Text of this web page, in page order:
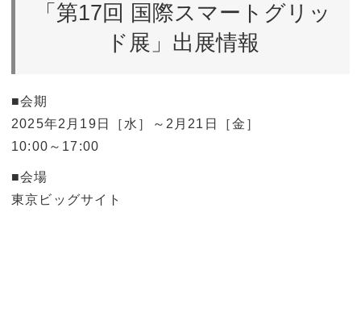
「第17回 国際スマートグリッ
ド展」出展情報
■会期
2025年2月19日［水］～2月21日［金］
10:00～17:00
■会場
東京ビッグサイト